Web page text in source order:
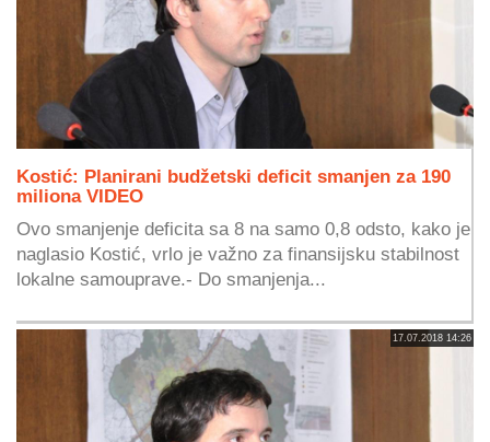
Kostić: Planirani budžetski deficit smanjen za 190
miliona VIDEO
Ovo smanjenje deficita sa 8 na samo 0,8 odsto, kako je
naglasio Kostić, vrlo je važno za finansijsku stabilnost
lokalne samouprave.- Do smanjenja...
17.07.2018 14:26